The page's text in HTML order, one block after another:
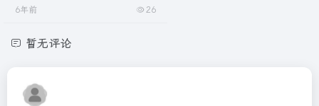
6年前 26
暂无评论